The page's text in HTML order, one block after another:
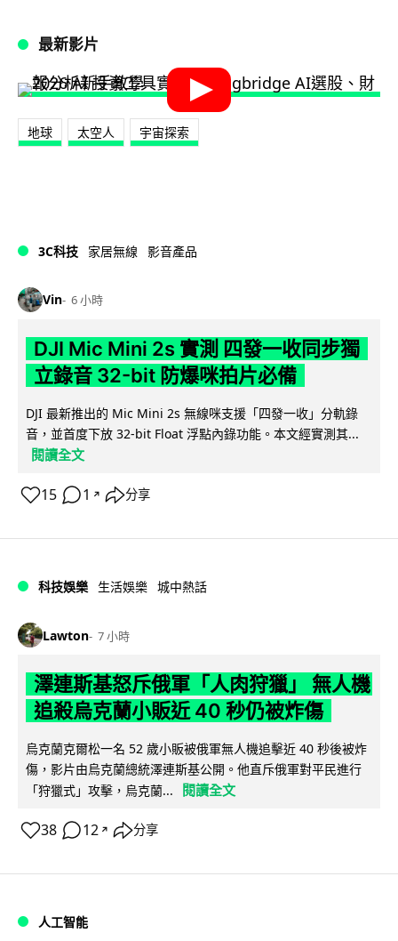
最新影片
地球 太空人 宇宙探索
3C科技 家居無線 影音產品
Vin 6 小時
DJI Mic Mini 2s 實測 四發一收同步獨
立錄音 32-bit 防爆咪拍片必備
DJI 最新推出的 Mic Mini 2s 無線咪支援「四發一收」分軌錄
音，並首度下放 32-bit Float 浮點內錄功能。本文經實測其...
閱讀全文
15 1 ↗ 分享
科技娛樂 生活娛樂 城中熱話
Lawton 7 小時
澤連斯基怒斥俄軍「人肉狩獵」 無人機
追殺烏克蘭小販近 40 秒仍被炸傷
烏克蘭克爾松一名 52 歲小販被俄軍無人機追擊近 40 秒後被炸
傷，影片由烏克蘭總統澤連斯基公開。他直斥俄軍對平民進行
「狩獵式」攻擊，烏克蘭...
閱讀全文
38 12 ↗ 分享
人工智能